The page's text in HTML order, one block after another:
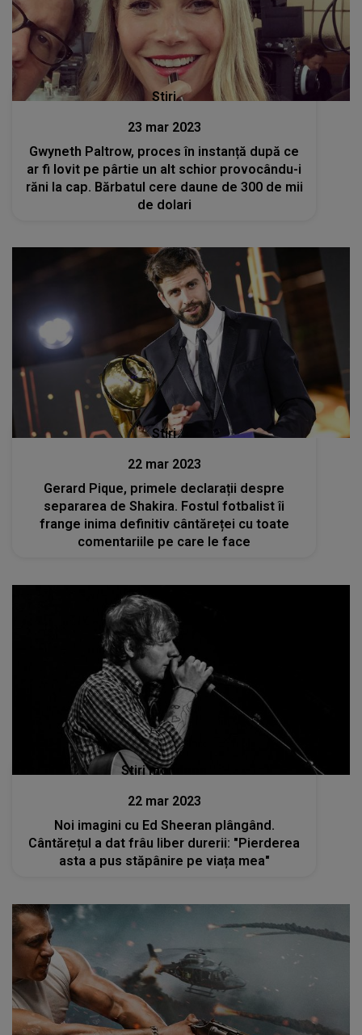
Stiri
23 mar 2023
Gwyneth Paltrow, proces în instanță după ce
ar fi lovit pe pârtie un alt schior provocându-i
răni la cap. Bărbatul cere daune de 300 de mii
de dolari
Stiri
22 mar 2023
Gerard Pique, primele declarații despre
separarea de Shakira. Fostul fotbalist îi
frange inima definitiv cântăreței cu toate
comentariile pe care le face
Stiri mondene
22 mar 2023
Noi imagini cu Ed Sheeran plângând.
Cântărețul a dat frâu liber durerii: "Pierderea
asta a pus stăpânire pe viața mea"